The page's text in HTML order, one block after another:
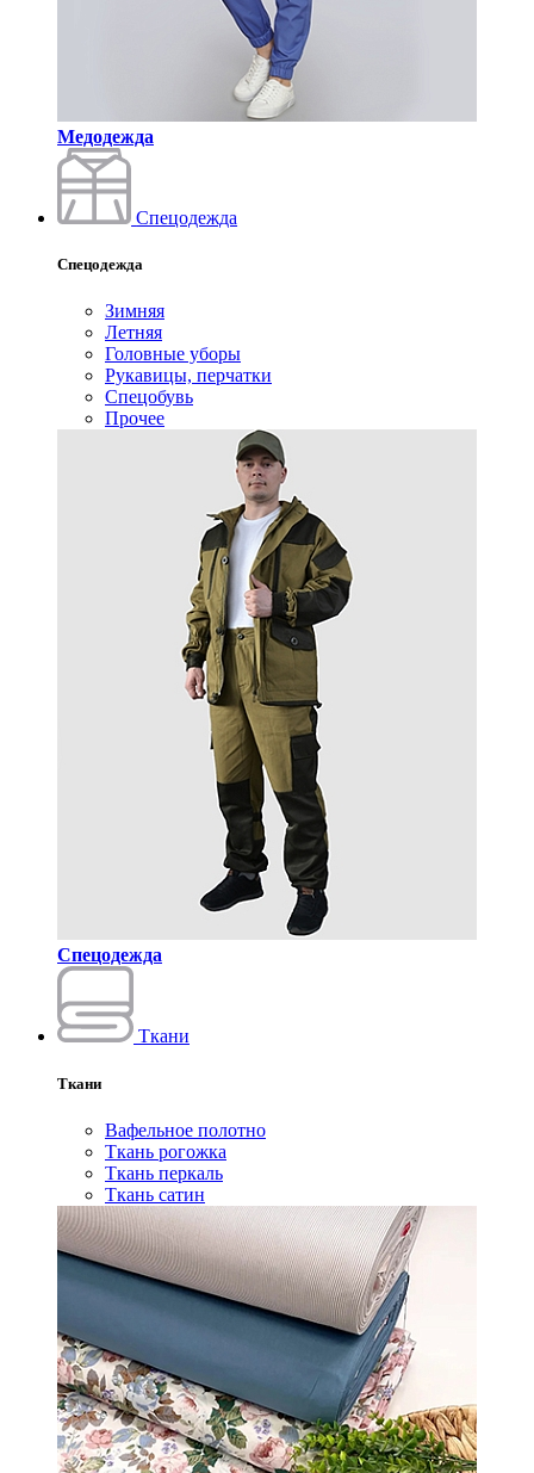
Медодежда
Спецодежда
Спецодежда
Зимняя
Летняя
Головные уборы
Рукавицы, перчатки
Спецобувь
Прочее
Спецодежда
Ткани
Ткани
Вафельное полотно
Ткань рогожка
Ткань перкаль
Ткань сатин